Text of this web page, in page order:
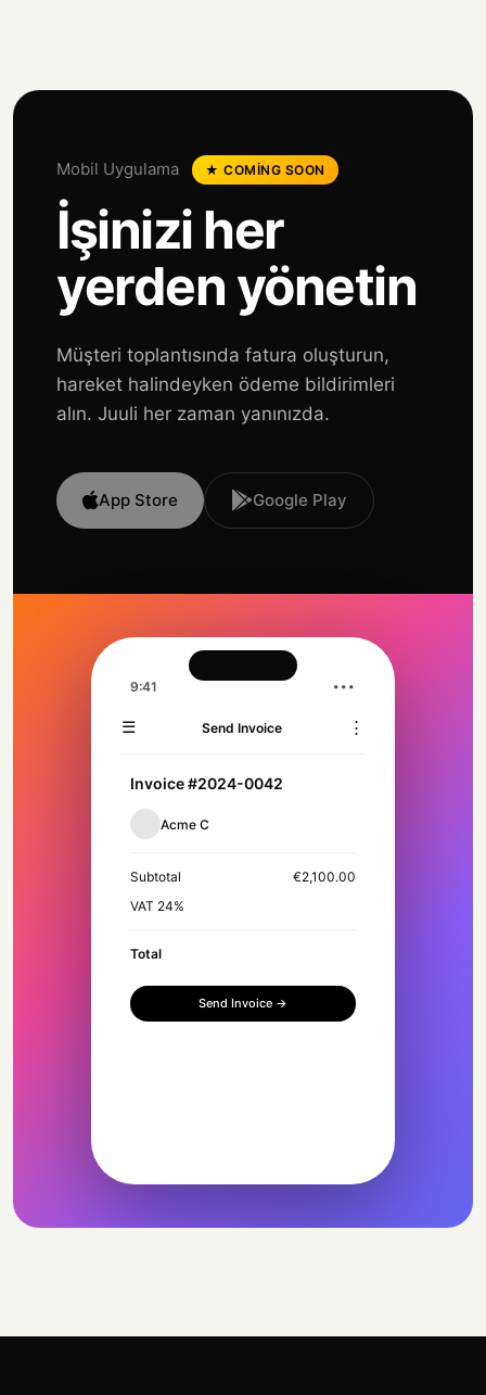
Mobil Uygulama ★ COMING SOON
İşinizi her
yerden yönetin
Müşteri toplantısında fatura oluşturun,
hareket halindeyken ödeme bildirimleri
alın. Juuli her zaman yanınızda.
App Store Google Play
9:41 •••
☰ Send Invoice ⋮
Invoice #2024-0042
Acme Corp
Subtotal
€2,100.00
VAT 24%
Total
Send Invoice →